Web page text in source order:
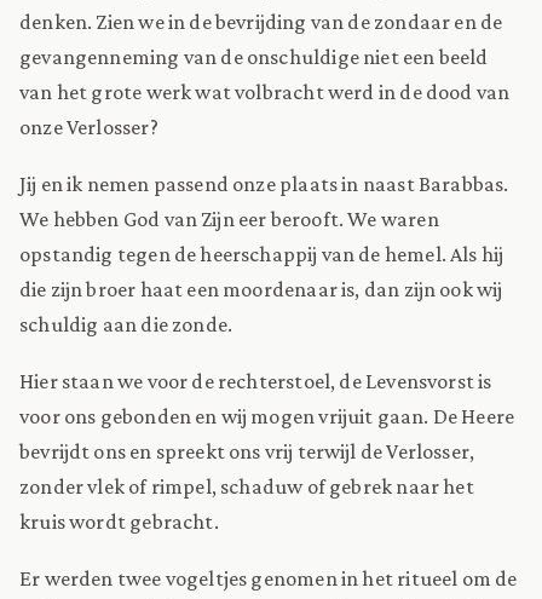
denken. Zien we in de bevrijding van de zondaar en de
gevangenneming van de onschuldige niet een beeld
van het grote werk wat volbracht werd in de dood van
onze Verlosser?
Jij en ik nemen passend onze plaats in naast Barabbas.
We hebben God van Zijn eer berooft. We waren
opstandig tegen de heerschappij van de hemel. Als hij
die zijn broer haat een moordenaar is, dan zijn ook wij
schuldig aan die zonde.
Hier staan we voor de rechterstoel, de Levensvorst is
voor ons gebonden en wij mogen vrijuit gaan. De Heere
bevrijdt ons en spreekt ons vrij terwijl de Verlosser,
zonder vlek of rimpel, schaduw of gebrek naar het
kruis wordt gebracht.
Er werden twee vogeltjes genomen in het ritueel om de